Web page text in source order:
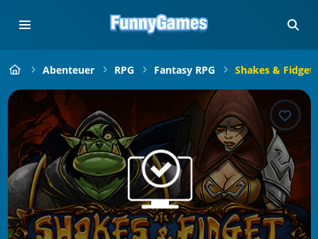
Abenteuer RPG Fantasy RPG Shakes &